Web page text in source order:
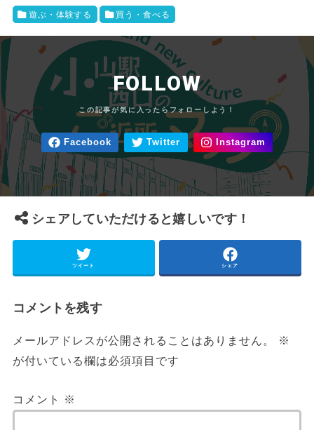
遊ぶ・体験する 買う・食べる
FOLLOW
シェアしていただけると嬉しいです！
ツイート シェア
コメントを残す
メールアドレスが公開されることはありません。
※
が付いている欄は必須項目です
コメント ※